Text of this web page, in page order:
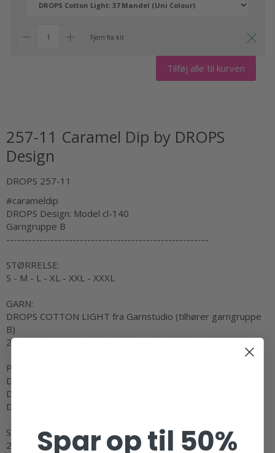
Fjern fra kit
Tilføj alle til kurven
257-11 Caramel Dip by DROPS
Design
DROPS 257-11
#carameldip
DROPS Design: Model cl-140
Garngruppe B
-------------------------------------------------------
STØRRELSE:
S - M - L - XL - XXL - XXXL
GARN:
DROPS COTTON LIGHT fra Garnstudio (tilhører garngruppe
B)
200-250-250-300-300-350 g farve 37, mandel
PINDE:
DROPS
DROPS RUNDPIND NR 3: Længde 80 cm.
DROPS
STRIKKEFASTHED
21 masker i bredden og 28 pinde i højden medglatstrik
Spar op til 50%